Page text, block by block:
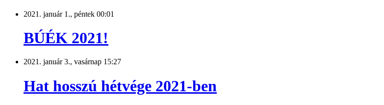
2021. január 1., péntek 00:01
BÚÉK 2021!
2021. január 3., vasárnap 15:27
Hat hosszú hétvége 2021-ben